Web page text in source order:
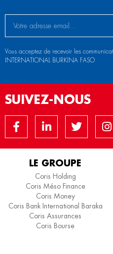
Vous acceptez de recevoir les
INTERNATIONAL BURKINA FASO
SUIVEZ-NOUS
LE GROUPE
Coris Holding
Coris Méso Finance
Coris Money
Coris Bank International Baraka
Coris Assurances
Coris Bourse